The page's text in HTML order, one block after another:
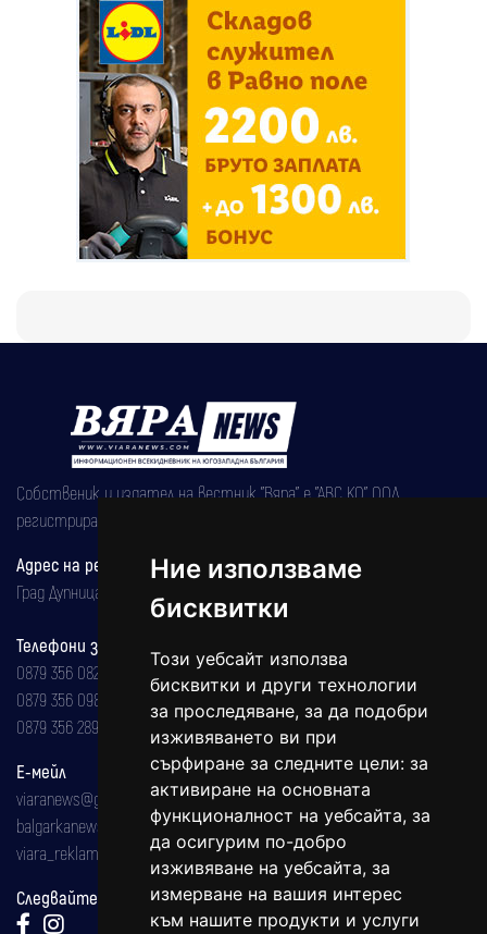
Ние използваме
бисквитки
Този уебсайт използва
бисквитки и други технологии
за проследяване, за да подобри
изживяването ви при
сърфиране за следните цели: за
активиране на основната
функционалност на уебсайта, за
да осигурим по-добро
изживяване на уебсайта, за
измерване на вашия интерес
към нашите продукти и услуги
Собственик и издател на вестник "Вяра" е "АВС КО" ООД,
регистрирана на 08.05.2002 година.
Адрес на редакцията
Град Дупница, ул.''Христо Ботев" 43
Телефони за реклама и абонаменти
0879 356 082
0879 356 098
0879 356 289
Е-мейл
viaranews@gmail.com
balgarkanews@gmail.com
viara_reklama@mail.bg
Следвайте ни: